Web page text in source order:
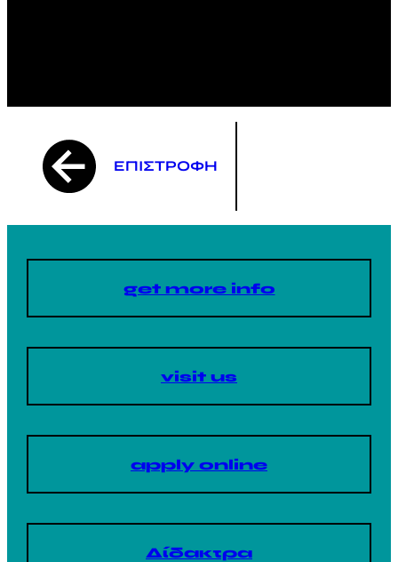
ΕΠΙΣΤΡΟΦΗ
get more info
visit us
apply online
Δίδακτρα